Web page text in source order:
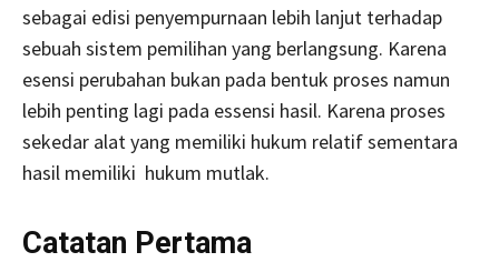
sebagai edisi penyempurnaan lebih lanjut terhadap
sebuah sistem pemilihan yang berlangsung. Karena
esensi perubahan bukan pada bentuk proses namun
lebih penting lagi pada essensi hasil. Karena proses
sekedar alat yang memiliki hukum relatif sementara
hasil memiliki hukum mutlak.
Catatan Pertama